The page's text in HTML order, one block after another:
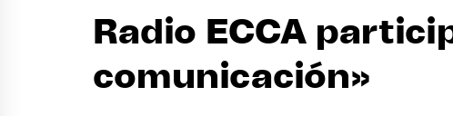
Radio ECCA
comunicación»